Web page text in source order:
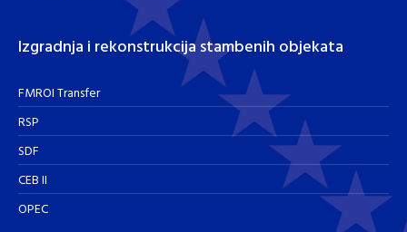
Izgradnja i rekonstrukcija stambenih objekata
FMROI Transfer
RSP
SDF
CEB II
OPEC